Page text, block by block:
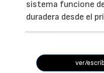
sistema funcione
duradera desde el
ver/